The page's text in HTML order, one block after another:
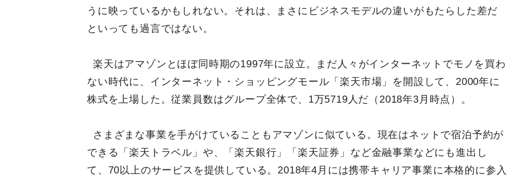
うに映っているかもしれない。それは、まさにビジネスモデルの違いがもたらした差だ
といっても過言ではない。
楽天はアマゾンとほぼ同時期の1997年に設立。まだ人々がインターネットでモノを買わ
ない時代に、インターネット・ショッピングモール「楽天市場」を開設して、2000年に
株式を上場した。従業員数はグループ全体で、1万5719人だ（2018年3月時点）。
さまざまな事業を手がけていることもアマゾンに似ている。現在はネットで宿泊予約が
できる「楽天トラベル」や、「楽天銀行」「楽天証券」など金融事業などにも進出し
て、70以上のサービスを提供している。2018年4月には携帯キャリア事業に本格的に参入